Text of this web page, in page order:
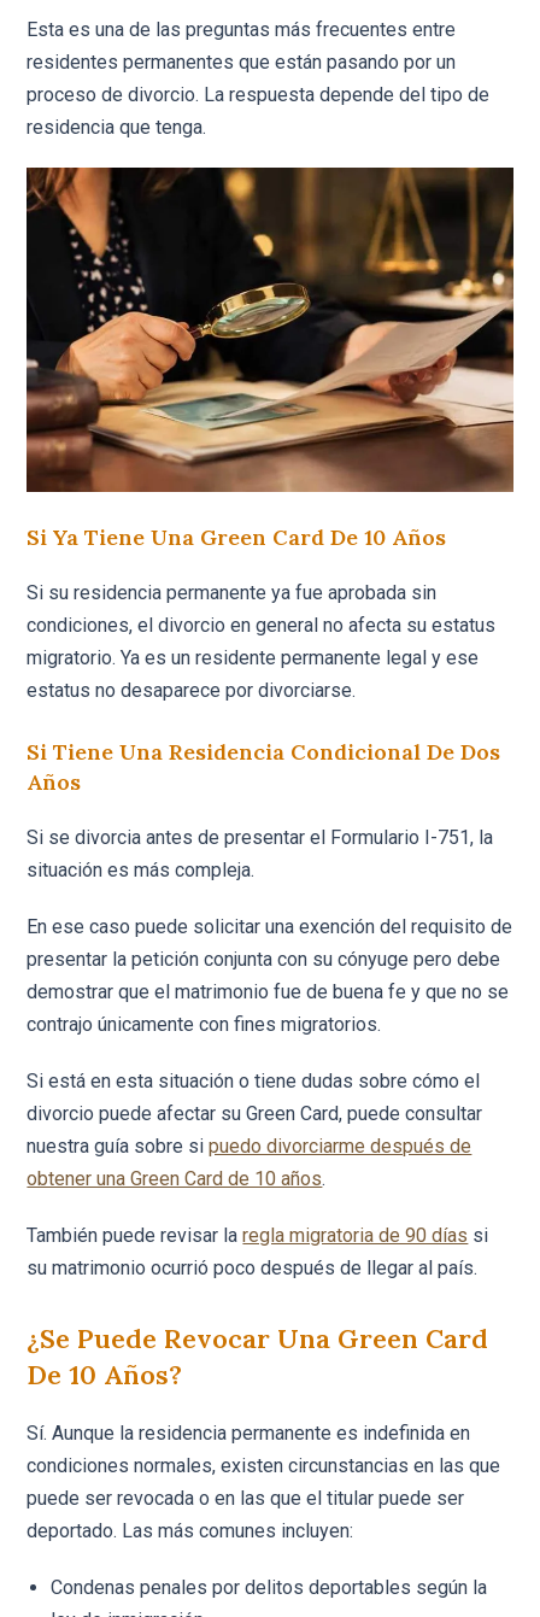
Esta es una de las preguntas más frecuentes entre
residentes permanentes que están pasando por un
proceso de divorcio. La respuesta depende del tipo de
residencia que tenga.
Si Ya Tiene Una Green Card De 10 Años
Si su residencia permanente ya fue aprobada sin
condiciones, el divorcio en general no afecta su estatus
migratorio. Ya es un residente permanente legal y ese
estatus no desaparece por divorciarse.
Si Tiene Una Residencia Condicional De Dos
Años
Si se divorcia antes de presentar el Formulario I-751, la
situación es más compleja.
En ese caso puede solicitar una exención del requisito de
presentar la petición conjunta con su cónyuge pero debe
demostrar que el matrimonio fue de buena fe y que no se
contrajo únicamente con fines migratorios.
Si está en esta situación o tiene dudas sobre cómo el
divorcio puede afectar su Green Card, puede consultar
nuestra guía sobre sipuedo divorciarme después de
obtener una Green Card de 10 años.
También puede revisar laregla migratoria de 90 días si
su matrimonio ocurrió poco después de llegar al país.
¿Se Puede Revocar Una Green Card
De 10 Años?
Sí. Aunque la residencia permanente es indefinida en
condiciones normales, existen circunstancias en las que
puede ser revocada o en las que el titular puede ser
deportado. Las más comunes incluyen:
Condenas penales por delitos deportables según la